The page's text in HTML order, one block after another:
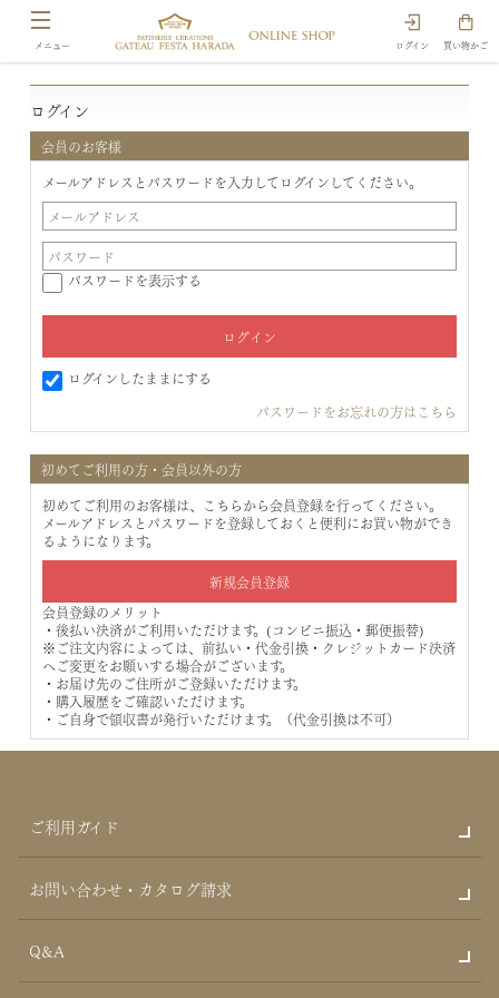
ログイン 買い物かご
ログイン
会員のお客様
メールアドレスとパスワードを入力してログインしてください。
パスワードを表示する
ログインしたままにする
パスワードをお忘れの方はこちら
初めてご利用の方・会員以外の方
初めてご利用のお客様は、こちらから会員登録を行ってください。
メールアドレスとパスワードを登録しておくと便利にお買い物ができ
るようになります。
会員登録のメリット
・後払い決済がご利用いただけます。(コンビニ振込・郵便振替)
※ご注文内容によっては、前払い・代金引換・クレジットカード決済
へご変更をお願いする場合がございます。
・お届け先のご住所がご登録いただけます。
・購入履歴をご確認いただけます。
・ご自身で領収書が発行いただけます。（代金引換は不可）
ご利用ガイド
お問い合わせ・カタログ請求
Q&A